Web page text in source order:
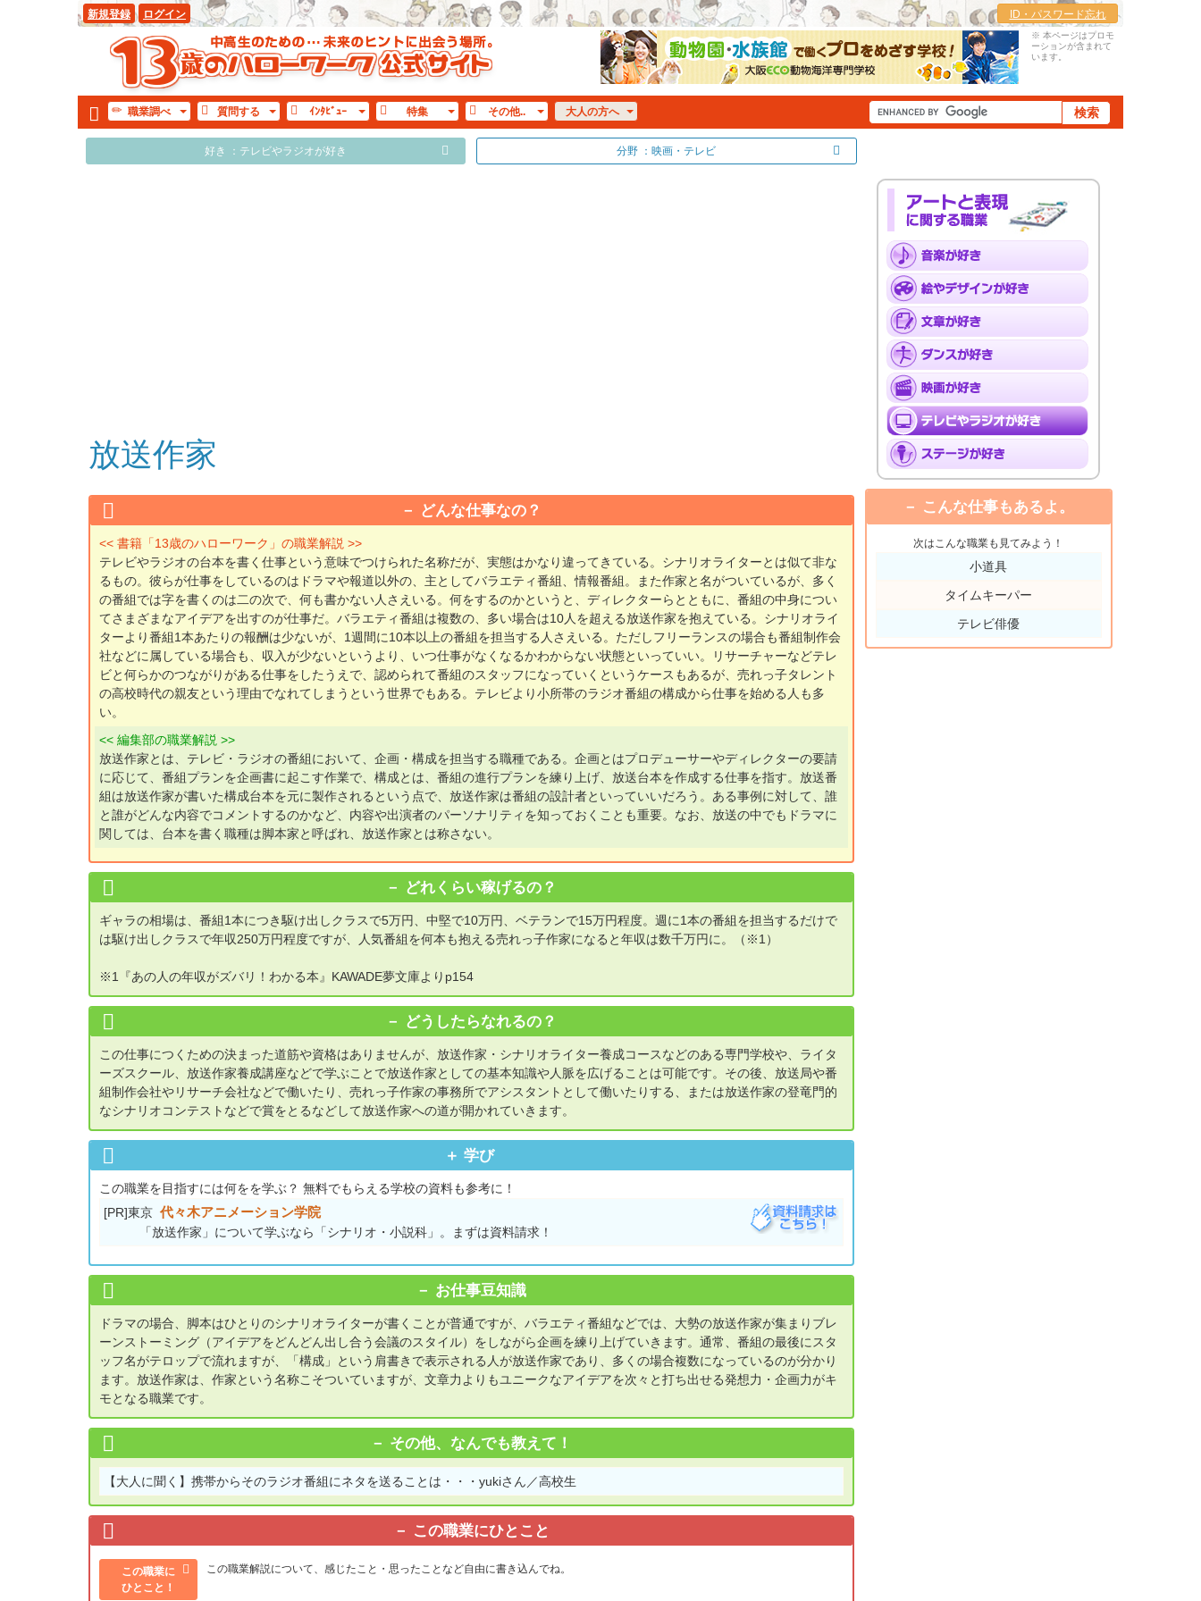
新規登録 ログイン ID・パスワード忘れ
※ 本ページはプロモ
ーションが含まれて
います。
職業調べ 質問する ｲﾝﾀﾋﾞｭｰ 特集 その他.. 大人の方へ
好き ：テレビやラジオが好き 分野 ：映画・テレビ
放送作家
どんな仕事なの？
<< 書籍「13歳のハローワーク」の職業解説 >>
テレビやラジオの台本を書く仕事という意味でつけられた名称だが、実態はかなり違ってきている。シナリオライターとは似て非な
るもの。彼らが仕事をしているのはドラマや報道以外の、主としてバラエティ番組、情報番組。また作家と名がついているが、多く
の番組では字を書くのは二の次で、何も書かない人さえいる。何をするのかというと、ディレクターらとともに、番組の中身につい
てさまざまなアイデアを出すのが仕事だ。バラエティ番組は複数の、多い場合は10人を超える放送作家を抱えている。シナリオライ
ターより番組1本あたりの報酬は少ないが、1週間に10本以上の番組を担当する人さえいる。ただしフリーランスの場合も番組制作会
社などに属している場合も、収入が少ないというより、いつ仕事がなくなるかわからない状態といっていい。リサーチャーなどテレ
ビと何らかのつながりがある仕事をしたうえで、認められて番組のスタッフになっていくというケースもあるが、売れっ子タレント
の高校時代の親友という理由でなれてしまうという世界でもある。テレビより小所帯のラジオ番組の構成から仕事を始める人も多
い。
<< 編集部の職業解説 >>
放送作家とは、テレビ・ラジオの番組において、企画・構成を担当する職種である。企画とはプロデューサーやディレクターの要請
に応じて、番組プランを企画書に起こす作業で、構成とは、番組の進行プランを練り上げ、放送台本を作成する仕事を指す。放送番
組は放送作家が書いた構成台本を元に製作されるという点で、放送作家は番組の設計者といっていいだろう。ある事例に対して、誰
と誰がどんな内容でコメントするのかなど、内容や出演者のパーソナリティを知っておくことも重要。なお、放送の中でもドラマに
関しては、台本を書く職種は脚本家と呼ばれ、放送作家とは称さない。
どれくらい稼げるの？
ギャラの相場は、番組1本につき駆け出しクラスで5万円、中堅で10万円、ベテランで15万円程度。週に1本の番組を担当するだけで
は駆け出しクラスで年収250万円程度ですが、人気番組を何本も抱える売れっ子作家になると年収は数千万円に。（※1）
※1『あの人の年収がズバリ！わかる本』KAWADE夢文庫よりp154
どうしたらなれるの？
この仕事につくための決まった道筋や資格はありませんが、放送作家・シナリオライター養成コースなどのある専門学校や、ライタ
ーズスクール、放送作家養成講座などで学ぶことで放送作家としての基本知識や人脈を広げることは可能です。その後、放送局や番
組制作会社やリサーチ会社などで働いたり、売れっ子作家の事務所でアシスタントとして働いたりする、または放送作家の登竜門的
なシナリオコンテストなどで賞をとるなどして放送作家への道が開かれていきます。
学び
この職業を目指すには何をを学ぶ？ 無料でもらえる学校の資料も参考に！
[PR]東京 代々木アニメーション学院
「放送作家」について学ぶなら「シナリオ・小説科」。まずは資料請求！
お仕事豆知識
ドラマの場合、脚本はひとりのシナリオライターが書くことが普通ですが、バラエティ番組などでは、大勢の放送作家が集まりブレ
ーンストーミング（アイデアをどんどん出し合う会議のスタイル）をしながら企画を練り上げていきます。通常、番組の最後にスタ
ッフ名がテロップで流れますが、「構成」という肩書きで表示される人が放送作家であり、多くの場合複数になっているのが分かり
ます。放送作家は、作家という名称こそついていますが、文章力よりもユニークなアイデアを次々と打ち出せる発想力・企画力がキ
モとなる職業です。
その他、なんでも教えて！
【大人に聞く】 携帯からそのラジオ番組にネタを送ることは・・・yukiさん／高校生
この職業にひとこと
この職業に
ひとこと！
この職業解説について、感じたこと・思ったことなど自由に書き込んでね。
こんな仕事もあるよ。
次はこんな職業も見てみよう！
小道具
タイムキーパー
テレビ俳優